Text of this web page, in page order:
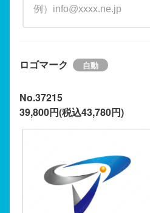
ロゴマーク
No.37215
39,800円(税込43,780円)